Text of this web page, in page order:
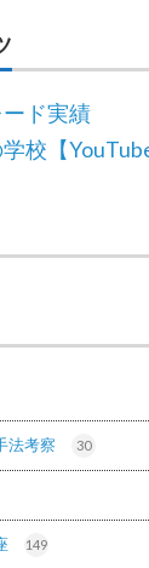
ド実績
校【YouTube
法考察 30
149